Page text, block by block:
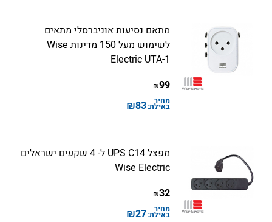
מתאם נסיעות אוניברסלי מתאים
לשימוש מעל 150 מדינות Wise
Electric UTA-1
99
₪
מחיר
באילת:83
₪
מפצל UPS C14 ל- 4 שקעים ישראלים
Wise Electric
32
₪
מחיר
באילת:27
₪